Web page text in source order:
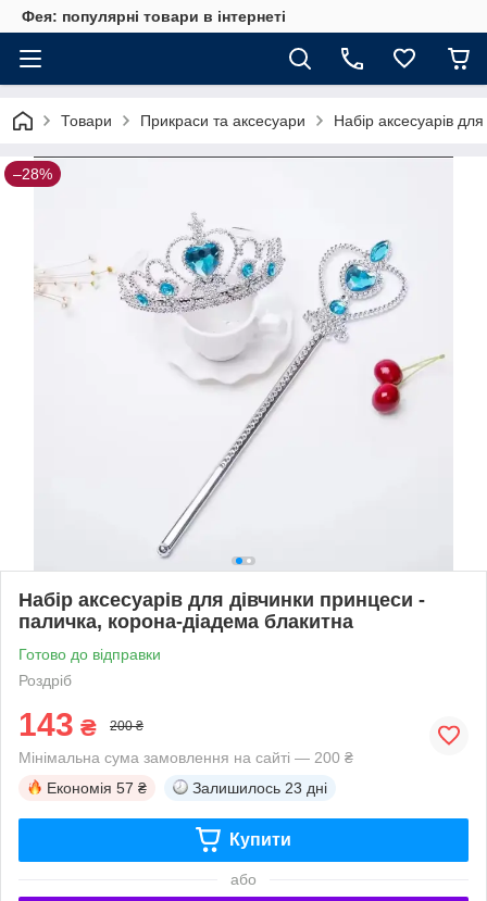
Фея: популярні товари в інтернеті
Товари Прикраси та аксесуари Набір аксесуарів
–28%
Набір аксесуарів для дівчинки принцеси -
паличка, корона-діадема блакитна
Готово до відправки
Роздріб
143 ₴ 200 ₴
Мінімальна сума замовлення на сайті — 200 ₴
Економія 57 ₴ Залишилось 23 дні
Купити
або